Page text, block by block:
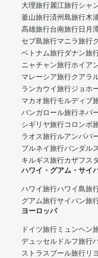
大理旅行麗江旅行シャ
釜山旅行済州島旅行木
高雄旅行台南旅行日月
セブ島旅行マニラ旅行
ベトナム旅行ダナン旅
ニャチャン旅行ホイア
マレーシア旅行クアラ
ランカウイ旅行ジョホ
マカオ旅行モルディブ
バンガロール旅行ネパ
シギリヤ旅行コロンボ
ラオス旅行ルアンパバ
ブルネイ旅行バンダル
キルギス旅行カザフス
ハワイ・グアム・サイ
ハワイ旅行ハワイ島旅
グアム旅行サイパン旅
ヨーロッパ
ドイツ旅行 ミュンヘン
デュッセルドルフ旅行
ストラスブール旅行リ